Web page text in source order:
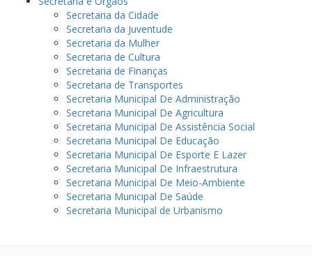
Secretaria da Cidade
Secretaria da Juventude
Secretaria da Mulher
Secretaria de Cultura
Secretaria de Finanças
Secretaria de Transportes
Secretaria Municipal De Administração
Secretaria Municipal De Agricultura
Secretaria Municipal De Assistência Social
Secretaria Municipal De Educação
Secretaria Municipal De Esporte E Lazer
Secretaria Municipal De Infraestrutura
Secretaria Municipal De Meio-Ambiente
Secretaria Municipal De Saúde
Secretaria Municipal de Urbanismo